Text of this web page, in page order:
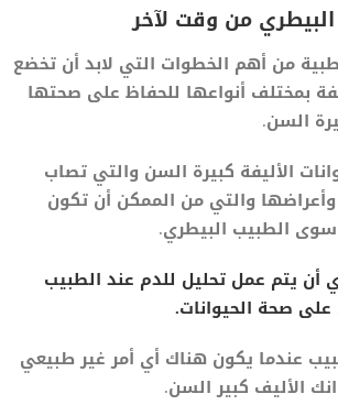
من أهم الخطوات التي لابد أن تخضع
بمختلف أنواعها للحفاظ على صحتها
السن.
الأليفة كبيرة السن والتي تصاب
والتي من الممكن أن تكون
الطبيب البيطري.
أن يتم عمل تحليل للدم عند الطبيب
على صحة الحيوانات.
عندما يكون هناك أي أمر غير طبيعي
الأليف كبير السن.